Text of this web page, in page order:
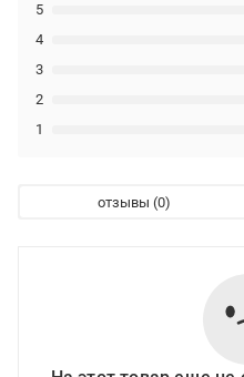
1
2
3
4
5
отзывы